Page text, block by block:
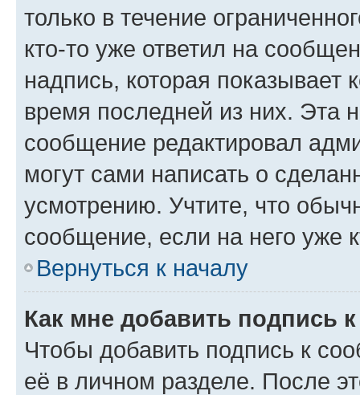
только в течение
кто-то уже ответил на
надпись, которая показывает
время последней из них. Эта
сообщение редактировал
могут сами написать о
усмотрению. Учтите, что
сообщение, если на него уже
Вернуться к началу
Как мне добавить подпись
Чтобы добавить подпись к
её в личном разделе. После